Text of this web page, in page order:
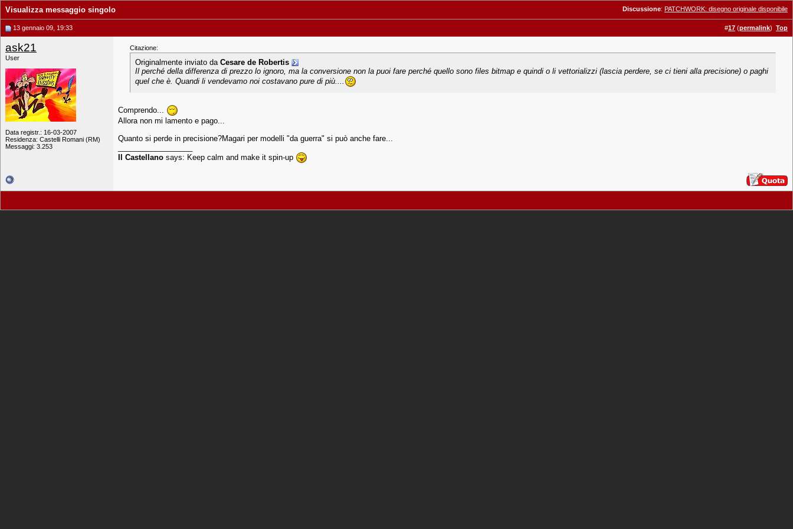
Discussione: PATCHWORK: disegno originale disponibile
Visualizza messaggio singolo
13 gennaio 09, 19:33 #17 (permalink) Top
ask21
User
Data registr.: 16-03-2007
Residenza: Castelli Romani (RM)
Messaggi: 3.253
Citazione:
Originalmente inviato da Cesare de Robertis
Il perché della differenza di prezzo lo ignoro, ma la conversione non la puoi fare perché quello sono files bitmap e quindi o li vettorializzi (lascia perdere, se ci tieni alla precisione) o paghi
quel che è. Quandi li vendevamo noi costavano pure di più....
Comprendo...
Allora non mi lamento e pago...
Quanto si perde in precisione?Magari per modelli "da guerra" si può anche fare...
Il Castellano says: Keep calm and make it spin-up